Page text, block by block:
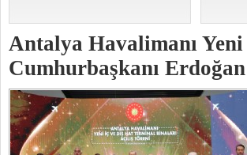
Antalya Havalimanı Yeni
Cumhurbaşkanı